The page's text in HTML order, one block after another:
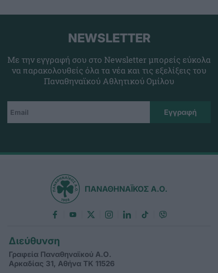
NEWSLETTER
Με την εγγραφή σου στο Newsletter μπορείς εύκολα
να παρακολουθείς όλα τα νέα και τις εξελίξεις του
Παναθηναϊκού Αθλητικού Ομίλου
ΠΑΝΑΘΗΝΑΪΚΟΣ Α.Ο.
Διεύθυνση
Γραφεία Παναθηναϊκού Α.Ο.
Αρκαδίας 31, Αθήνα ΤΚ 11526